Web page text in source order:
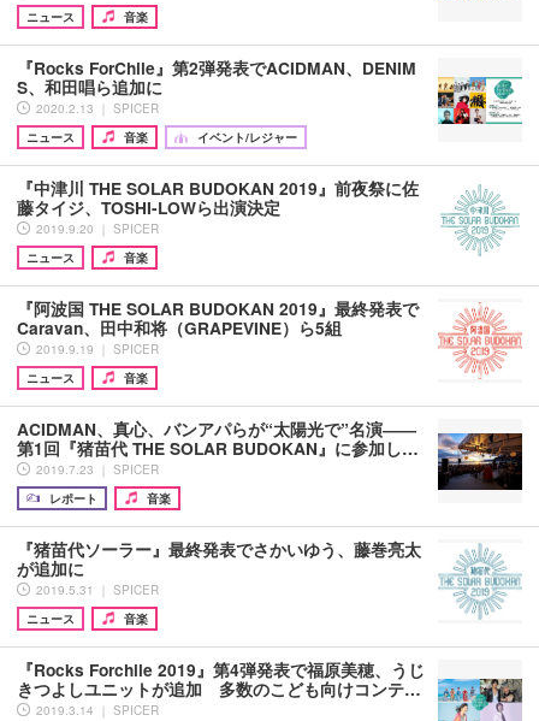
ニュース
音楽
『Rocks ForChile』第2弾発表でACIDMAN、DENIM
S、和田唱ら追加に
2020.2.13 ｜ SPICER
ニュース
音楽 イベント/レジャー
『中津川 THE SOLAR BUDOKAN 2019』前夜祭に佐
藤タイジ、TOSHI-LOWら出演決定
2019.9.20 ｜ SPICER
ニュース
音楽
『阿波国 THE SOLAR BUDOKAN 2019』最終発表で
Caravan、田中和将（GRAPEVINE）ら5組
2019.9.19 ｜ SPICER
ニュース
音楽
ACIDMAN、真心、バンアパらが“太陽光で”名演――
第1回『猪苗代 THE SOLAR BUDOKAN』に参加し…
2019.7.23 ｜ SPICER
レポート
音楽
『猪苗代ソーラー』最終発表でさかいゆう、藤巻亮太
が追加に
2019.5.31 ｜ SPICER
ニュース
音楽
『Rocks Forchile 2019』第4弾発表で福原美穂、うじ
きつよしユニットが追加 多数のこども向けコンテ…
2019.3.14 ｜ SPICER